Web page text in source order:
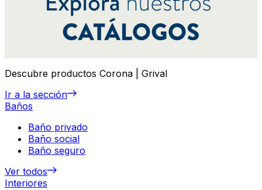
Descubre productos Corona | Grival
Ir a la sección
Baños
Baño privado
Baño social
Baño seguro
Ver todos
Interiores